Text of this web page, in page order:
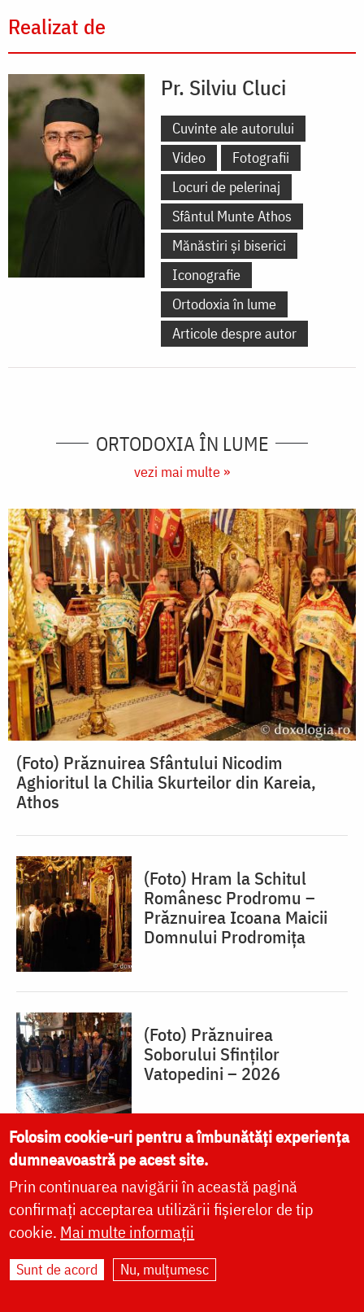
Realizat de
Pr. Silviu Cluci
Cuvinte ale autorului
Video
Fotografii
Locuri de pelerinaj
Sfântul Munte Athos
Mănăstiri și biserici
Iconografie
Ortodoxia în lume
Articole despre autor
ORTODOXIA ÎN LUME
vezi mai multe »
(Foto) Prăznuirea Sfântului Nicodim
Aghioritul la Chilia Skurteilor din Kareia,
Athos
(Foto) Hram la Schitul
Românesc Prodromu –
Prăznuirea Icoana Maicii
Domnului Prodromița
(Foto) Prăznuirea
Soborului Sfinților
Vatopedini – 2026
(Foto) Chilia „Sfântul
Gheorghe” – Colciu în
sărbătoare: Cea dintâi
priveghere în cinstea
Sfântului Cuvios Dionisie
Folosim cookie-uri pentru a îmbunătăți experiența
dumneavoastră pe acest site.
Prin continuarea navigării în această pagină
confirmați acceptarea utilizării fișierelor de tip
cookie. Mai multe informații
Sunt de acord Nu, mulțumesc